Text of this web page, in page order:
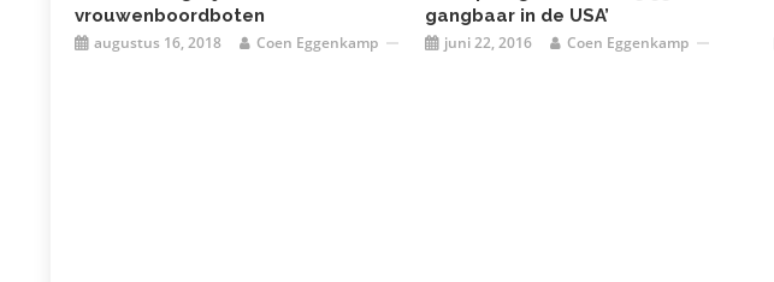
vrouwenboordboten
augustus 16, 2018 Coen Eggenkamp
gangbaar in de USA’
juni 22, 2016 Coen Eggenkamp